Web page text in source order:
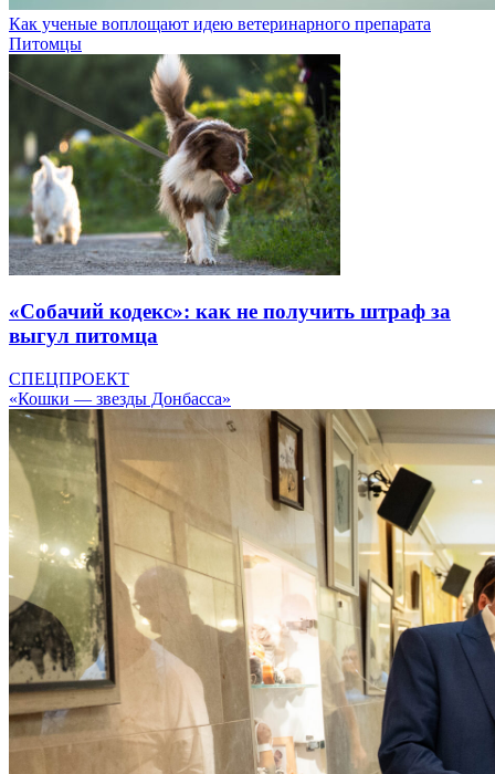
Как ученые воплощают идею ветеринарного препарата
Питомцы
«Собачий кодекс»: как не получить штраф за
выгул питомца
СПЕЦПРОЕКТ
«Кошки — звезды Донбасса»